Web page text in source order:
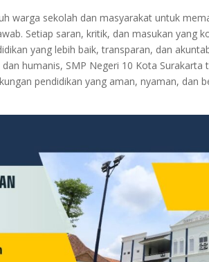
warga sekolah dan masyarakat untuk
Setiap saran, kritik, dan masukan yang
yang lebih baik, transparan, dan
humanis, SMP Negeri 10 Kota Surakarta
pendidikan yang aman, nyaman, dan